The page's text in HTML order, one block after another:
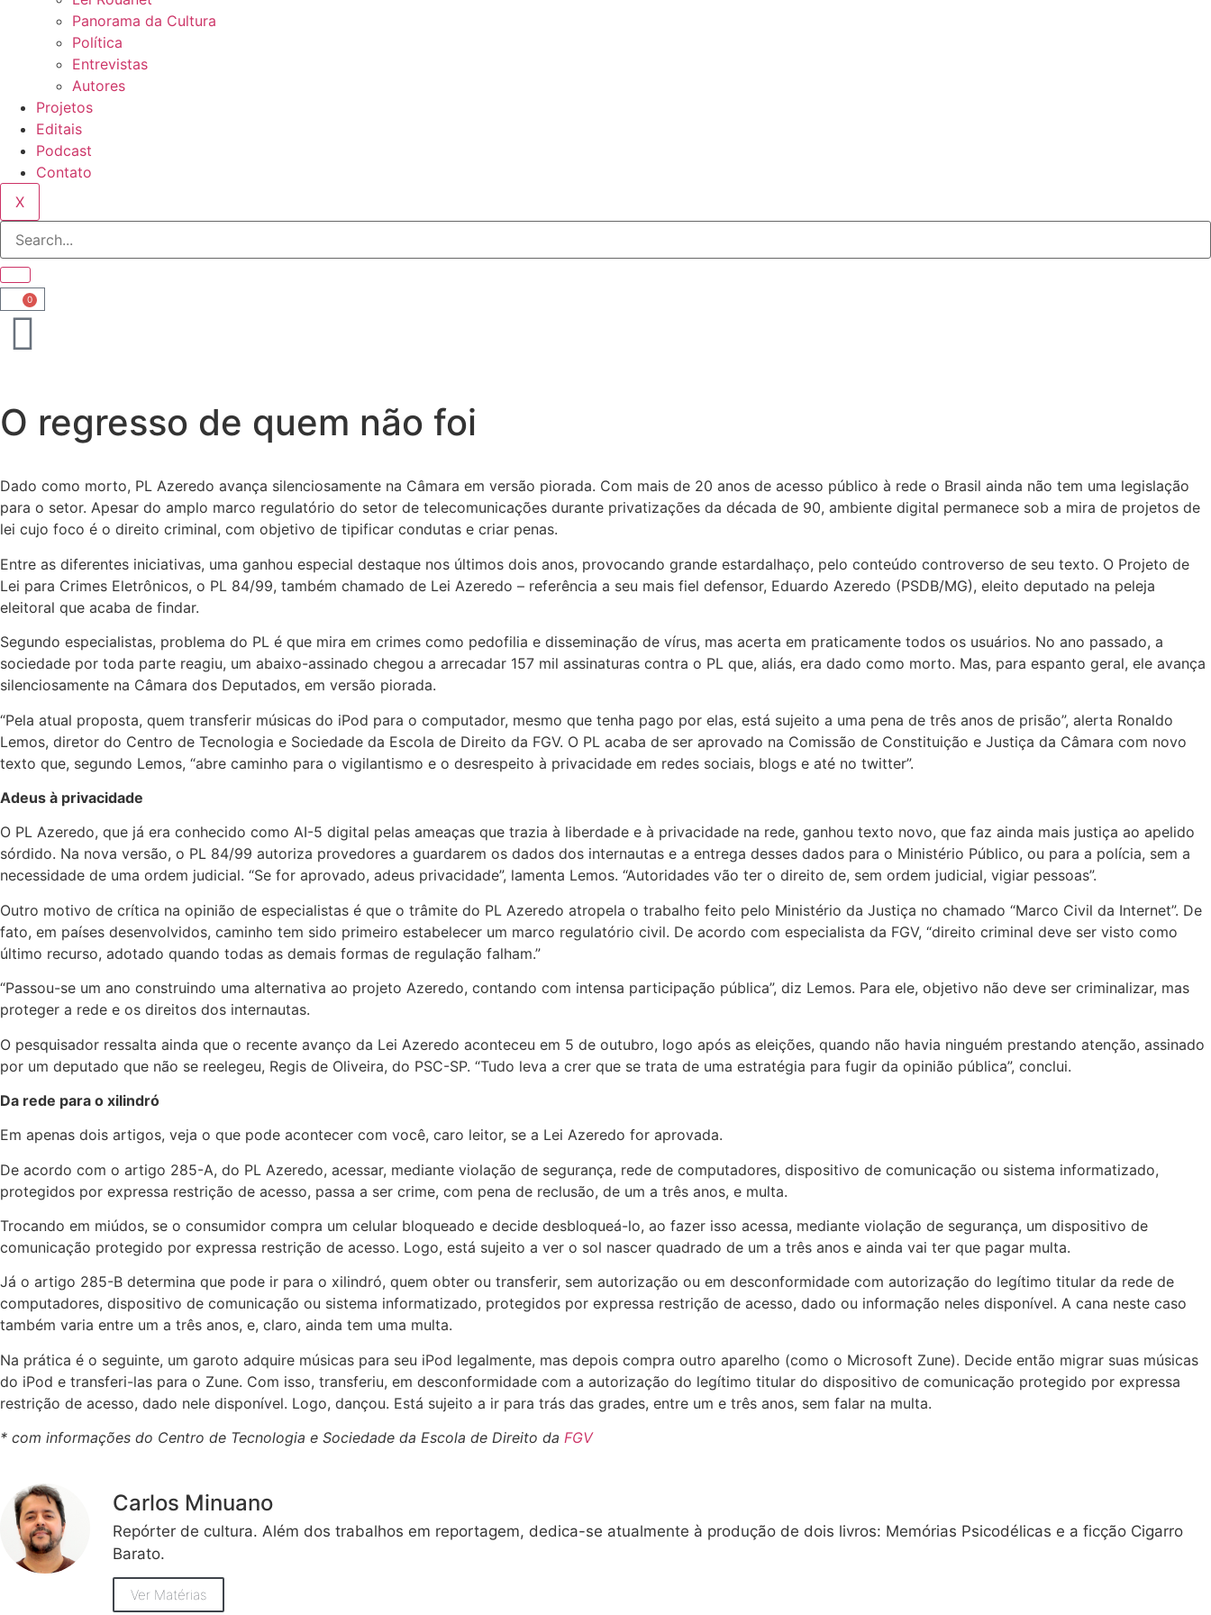
Panorama da Cultura
Política
Entrevistas
Autores
Projetos
Editais
Podcast
Contato
X
0
O regresso de quem não foi
Dado como morto, PL Azeredo avança silenciosamente na Câmara em versão piorada. Com mais de 20 anos de acesso público à rede o Brasil ainda não tem uma legislação
para o setor. Apesar do amplo marco regulatório do setor de telecomunicações durante privatizações da década de 90, ambiente digital permanece sob a mira de projetos de
lei cujo foco é o direito criminal, com objetivo de tipificar condutas e criar penas.
Entre as diferentes iniciativas, uma ganhou especial destaque nos últimos dois anos, provocando grande estardalhaço, pelo conteúdo controverso de seu texto. O Projeto de
Lei para Crimes Eletrônicos, o PL 84/99, também chamado de Lei Azeredo – referência a seu mais fiel defensor, Eduardo Azeredo (PSDB/MG), eleito deputado na peleja
eleitoral que acaba de findar.
Segundo especialistas, problema do PL é que mira em crimes como pedofilia e disseminação de vírus, mas acerta em praticamente todos os usuários. No ano passado, a
sociedade por toda parte reagiu, um abaixo-assinado chegou a arrecadar 157 mil assinaturas contra o PL que, aliás, era dado como morto. Mas, para espanto geral, ele avança
silenciosamente na Câmara dos Deputados, em versão piorada.
“Pela atual proposta, quem transferir músicas do iPod para o computador, mesmo que tenha pago por elas, está sujeito a uma pena de três anos de prisão”, alerta Ronaldo
Lemos, diretor do Centro de Tecnologia e Sociedade da Escola de Direito da FGV. O PL acaba de ser aprovado na Comissão de Constituição e Justiça da Câmara com novo
texto que, segundo Lemos, “abre caminho para o vigilantismo e o desrespeito à privacidade em redes sociais, blogs e até no twitter”.
Adeus à privacidade
O PL Azeredo, que já era conhecido como AI-5 digital pelas ameaças que trazia à liberdade e à privacidade na rede, ganhou texto novo, que faz ainda mais justiça ao apelido
sórdido. Na nova versão, o PL 84/99 autoriza provedores a guardarem os dados dos internautas e a entrega desses dados para o Ministério Público, ou para a polícia, sem a
necessidade de uma ordem judicial. “Se for aprovado, adeus privacidade”, lamenta Lemos. “Autoridades vão ter o direito de, sem ordem judicial, vigiar pessoas”.
Outro motivo de crítica na opinião de especialistas é que o trâmite do PL Azeredo atropela o trabalho feito pelo Ministério da Justiça no chamado “Marco Civil da Internet”. De
fato, em países desenvolvidos, caminho tem sido primeiro estabelecer um marco regulatório civil. De acordo com especialista da FGV, “direito criminal deve ser visto como
último recurso, adotado quando todas as demais formas de regulação falham.”
“Passou-se um ano construindo uma alternativa ao projeto Azeredo, contando com intensa participação pública”, diz Lemos. Para ele, objetivo não deve ser criminalizar, mas
proteger a rede e os direitos dos internautas.
O pesquisador ressalta ainda que o recente avanço da Lei Azeredo aconteceu em 5 de outubro, logo após as eleições, quando não havia ninguém prestando atenção, assinado
por um deputado que não se reelegeu, Regis de Oliveira, do PSC-SP. “Tudo leva a crer que se trata de uma estratégia para fugir da opinião pública”, conclui.
Da rede para o xilindró
Em apenas dois artigos, veja o que pode acontecer com você, caro leitor, se a Lei Azeredo for aprovada.
De acordo com o artigo 285-A, do PL Azeredo, acessar, mediante violação de segurança, rede de computadores, dispositivo de comunicação ou sistema informatizado,
protegidos por expressa restrição de acesso, passa a ser crime, com pena de reclusão, de um a três anos, e multa.
Trocando em miúdos, se o consumidor compra um celular bloqueado e decide desbloqueá-lo, ao fazer isso acessa, mediante violação de segurança, um dispositivo de
comunicação protegido por expressa restrição de acesso. Logo, está sujeito a ver o sol nascer quadrado de um a três anos e ainda vai ter que pagar multa.
Já o artigo 285-B determina que pode ir para o xilindró, quem obter ou transferir, sem autorização ou em desconformidade com autorização do legítimo titular da rede de
computadores, dispositivo de comunicação ou sistema informatizado, protegidos por expressa restrição de acesso, dado ou informação neles disponível. A cana neste caso
também varia entre um a três anos, e, claro, ainda tem uma multa.
Na prática é o seguinte, um garoto adquire músicas para seu iPod legalmente, mas depois compra outro aparelho (como o Microsoft Zune). Decide então migrar suas músicas
do iPod e transferi-las para o Zune. Com isso, transferiu, em desconformidade com a autorização do legítimo titular do dispositivo de comunicação protegido por expressa
restrição de acesso, dado nele disponível. Logo, dançou. Está sujeito a ir para trás das grades, entre um e três anos, sem falar na multa.
* com informações do Centro de Tecnologia e Sociedade da Escola de Direito da FGV
Carlos Minuano
Repórter de cultura. Além dos trabalhos em reportagem, dedica-se atualmente à produção de dois livros: Memórias Psicodélicas e a ficção Cigarro
Barato.
Ver Matérias